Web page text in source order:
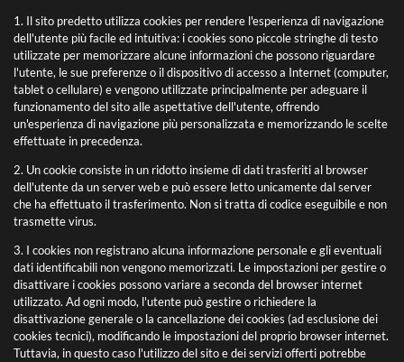
1. Il sito predetto utilizza cookies per rendere l'esperienza di navigazione
dell'utente più facile ed intuitiva: i cookies sono piccole stringhe di testo
utilizzate per memorizzare alcune informazioni che possono riguardare
l'utente, le sue preferenze o il dispositivo di accesso a Internet (computer,
tablet o cellulare) e vengono utilizzate principalmente per adeguare il
funzionamento del sito alle aspettative dell'utente, offrendo
un'esperienza di navigazione più personalizzata e memorizzando le scelte
effettuate in precedenza.
2. Un cookie consiste in un ridotto insieme di dati trasferiti al browser
dell'utente da un server web e può essere letto unicamente dal server
che ha effettuato il trasferimento. Non si tratta di codice eseguibile e non
trasmette virus.
3. I cookies non registrano alcuna informazione personale e gli eventuali
dati identificabili non vengono memorizzati. Le impostazioni per gestire o
disattivare i cookies possono variare a seconda del browser internet
utilizzato. Ad ogni modo, l'utente può gestire o richiedere la
disattivazione generale o la cancellazione dei cookies (ad esclusione dei
cookies tecnici), modificando le impostazioni del proprio browser internet.
Tuttavia, in questo caso l'utilizzo del sito e dei servizi offerti potrebbe